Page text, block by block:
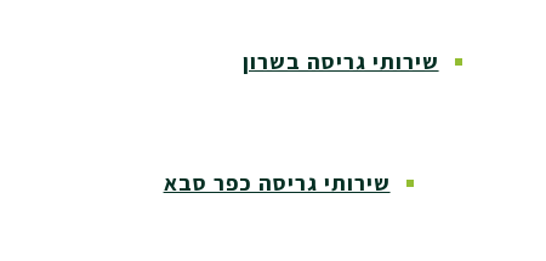
שירותי גריסה בשרון
שירותי גריסה כפר סבא